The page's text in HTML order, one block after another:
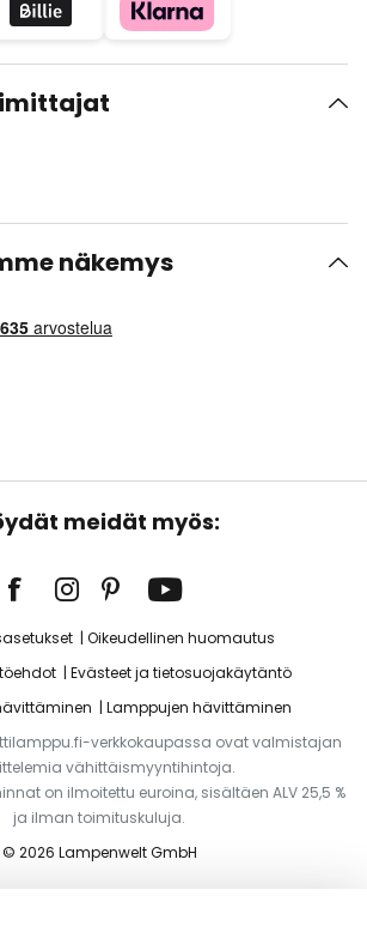
näkemys
meidät myös:
Oikeudellinen huomautus
Evästeet ja tietosuojakäytäntö
Lamppujen hävittäminen
verkkokaupassa ovat valmistajan
vähittäismyyntihintoja.
on ilmoitettu euroina, sisältäen ALV 25,5 %
ja ilman toimituskuluja.
© 2026 Lampenwelt GmbH